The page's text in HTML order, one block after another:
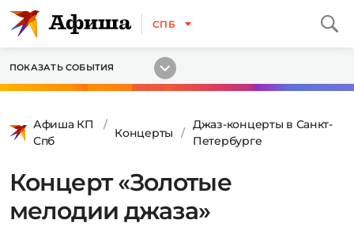
СПБ
ПОКАЗАТЬ СОБЫТИЯ
Афиша КП
Спб
Концерты
Джаз-концерты в Санкт-
Петербурге
Концерт «Золотые
мелодии джаза»